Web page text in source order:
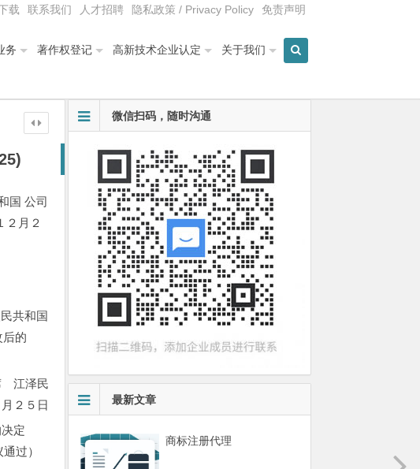
载 联系我们 人才招聘 隐私政策 / Privacy Policy 免责声明
务 著作权登记 高新技术企业认定 关于我们
国 公司
２月２
共和国
的
民
日
定
过）
微信扫码，随时沟通
最新文章
商标注册代理